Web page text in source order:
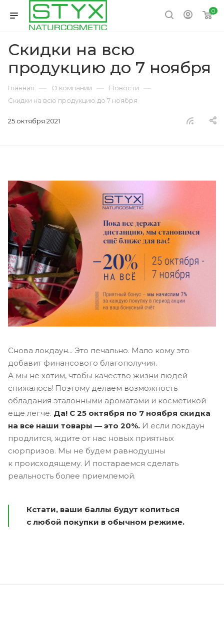
0
Скидки на всю
продукцию до 7 ноября
Главная — О компании — Новости —
Скидки на всю продукцию до 7 ноября
25 октября 2021
Снова локдаун... Это печально. Мало кому это
добавит финансового благополучия.
А мы не хотим, чтобы качество жизни людей
снижалось! Поэтому делаем возможность
обладания эталонными ароматами и косметикой
еще легче. Да! С 25 октября по 7 ноября скидка
на все наши товары — это 20%. И если локдаун
продлится, ждите от нас новых приятных
сюрпризов. Мы не будем равнодушны
к происходящему. И постараемся сделать
реальность более приемлемой.
Кстати, ваши баллы будут копиться
с любой покупки в обычном режиме.